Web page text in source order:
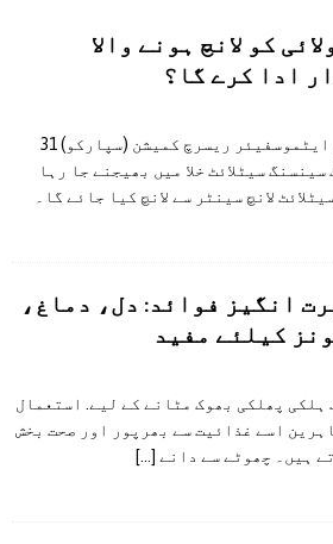
کا 31 جولائی کو لانچ ہونے والا
ادا کرے گا؟
پاکستان سپیس اینڈ اپر ایٹموسفیئر ریسرچ کمیشن (سپارکو) 31
سیٹلائٹ خلا میں بھیجنے جا رہا
لانچ سینٹر سے لانچ کیا جائے گا۔
انگیز فوائد: دل، دماغ،
کیلئے مفید
ہلکی پھلکی بھوک مٹانے کے لیے. استعمال
اسے غذائیت سے بھرپور اور صحت بخش
ہیں۔ چھوٹے سے دانے […]